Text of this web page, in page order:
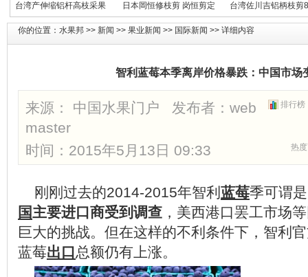
台湾产伸缩铝杆高枝采果
剪2270#
日本岡恒修枝剪 岗恒剪定
铗200
台湾佐川吉铝柄枝剪
（欧洲款式）
你的位置： 水果邦 >> 新闻 >> 果业新闻 >> 国际新闻 >> 详细内容
智利蓝莓本季离岸价格暴跌：中国市场
排行榜
来源： 中国水果门户 发布者： web
master
热
时间：2015年5月13日 09:33
刚刚过去的2014-2015年智利 蓝莓季可谓
国主要进口商受到调查 ，美西港口罢工市场
巨大的挑战。但在这样的不利条件下，智利
蓝莓出口总额仍有上涨。